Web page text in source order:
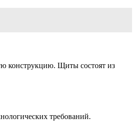
конструкцию. Щиты состоят из
требований.